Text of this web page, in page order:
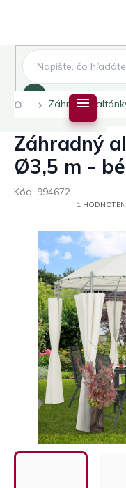
DomovZáhradné
Záhradný
Ø3,5 m -
Kód: 994672
PRIEMERNÉ
HVIEZDIČIEK.
1